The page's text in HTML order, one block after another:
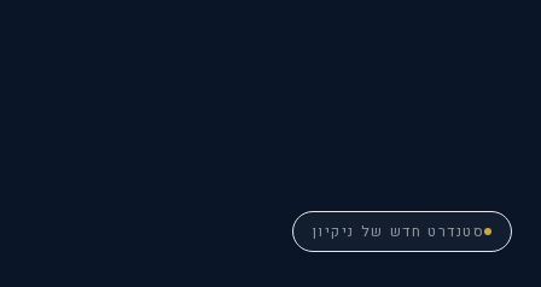
סטנדרט חדש של ניקיון